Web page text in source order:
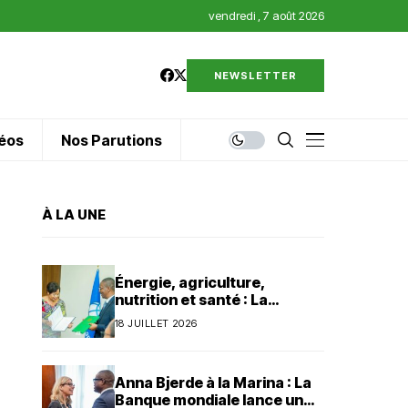
vendredi , 7 août 2026
NEWSLETTER
Nos Parutions
À LA UNE
Énergie, agriculture,
nutrition et santé : La
Banque mondiale injecte 320
18 JUILLET 2026
Anna Bjerde à la Marina : La
Banque mondiale lance un